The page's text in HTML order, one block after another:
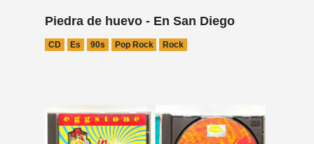
Piedra de huevo - En San Diego
CD Es 90s Pop Rock Rock